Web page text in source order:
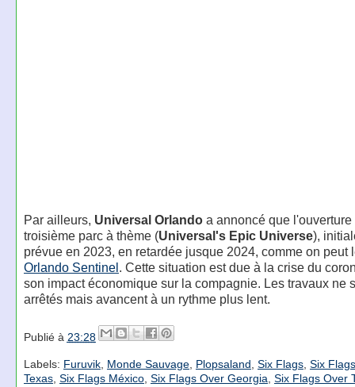
Par ailleurs, Universal Orlandoa annoncé que l'ouverture
troisième parc à thème (Universal's Epic Universe),
prévue en 2023, en retardée jusque 2024, comme on peut
Orlando Sentinel. Cette situation est due à la crise du
son impact économique sur la compagnie. Les travaux ne
arrêtés mais avancent à un rythme plus lent.
Publié à 23:28
Labels: Furuvik, Monde Sauvage, Plopsaland Six Flags, Six
Texas, Six Flags México, Six Flags Over Georgia Six Flags Over